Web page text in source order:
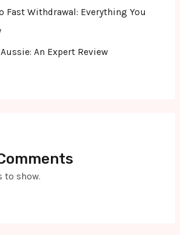
Fast Withdrawal: Everything You
An Expert Review
to show.